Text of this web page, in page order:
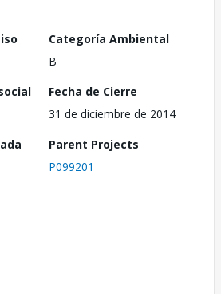
Categoría Ambiental
B
Fecha de Cierre
31 de diciembre de 2014
Parent Projects
P099201